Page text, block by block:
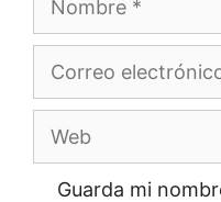
Correo
electrónico
Guarda mi